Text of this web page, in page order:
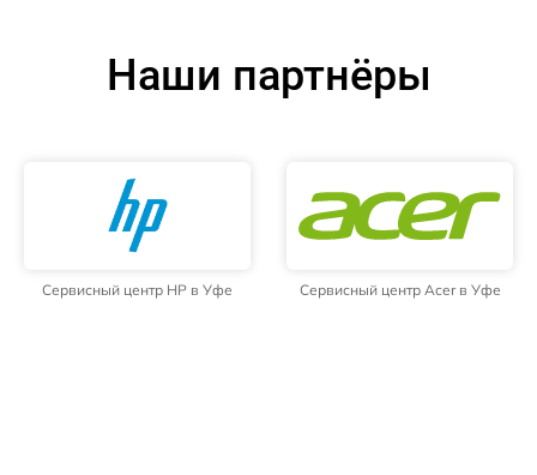
Наши партнёры
Сервисный центр HP в Уфе Сервисный центр Acer в Уфе